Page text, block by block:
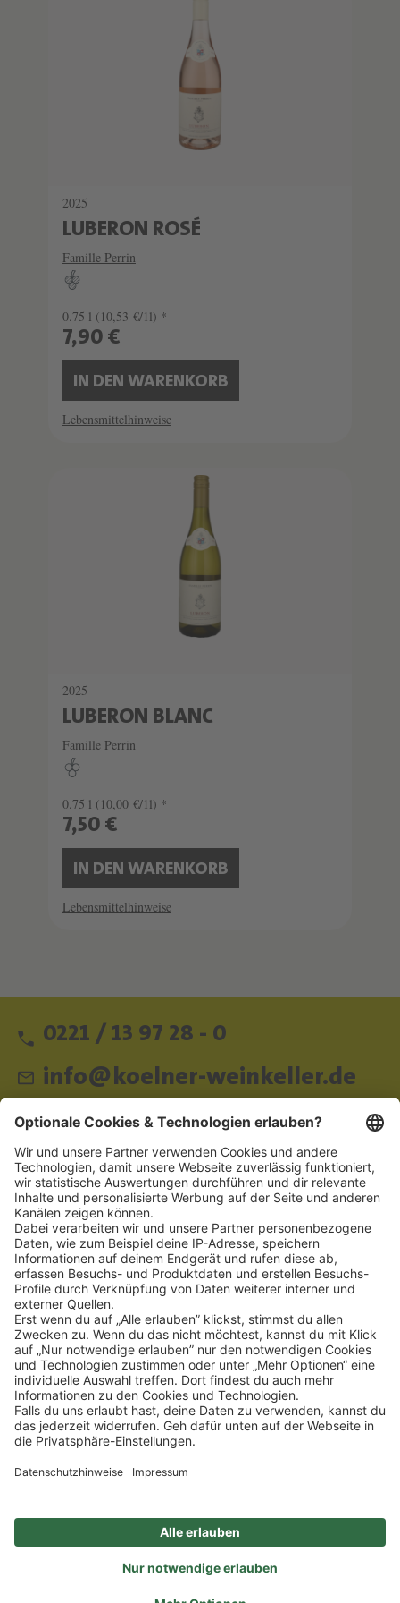
2025
LUBERON ROSÉ
Famille Perrin
0.75 l (10,53 €/1l) *
7,90 €
IN DEN WARENKORB
Lebensmittelhinweise
2025
LUBERON BLANC
Famille Perrin
0.75 l (10,00 €/1l) *
7,50 €
IN DEN WARENKORB
Lebensmittelhinweise
0221 / 13 97 28 - 0
info@koelner-weinkeller.de
Schnellzugriff
ZAHLUNGSMETHODEN
SOCIAL
NEWSLETTER
BESUCHEN SIE UNS
Alle Preise inkl. gesetzl. Mehrwertsteuer zzgl. Versandkosten und ggf.
Nachnahmegebühren, wenn nicht anders angegeben.
Zertifizierter Bio-Fachhändler